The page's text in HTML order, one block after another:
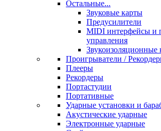
Остальные...
Звуковые карты
Предусилители
MIDI интерфейсы и
управления
Звукоизоляционные
Проигрыватели /
Плееры
Рекордеры
Портастудии
Портативные
Ударные установки и
Акустические ударные
Электронные ударные